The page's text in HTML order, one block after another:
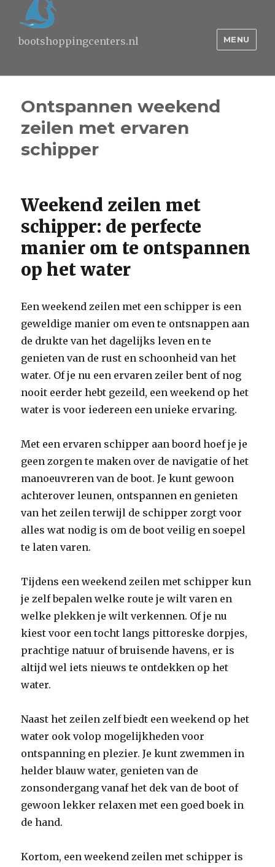
bootshoppingcenters.nl MENU
Ontspannen weekend
zeilen met ervaren
schipper
Weekend zeilen met
schipper: de perfecte
manier om te ontspannen
op het water
Een weekend zeilen met een schipper is een
geweldige manier om even te ontsnappen aan
de drukte van het dagelijks leven en te
genieten van de rust en schoonheid van het
water. Of je nu een ervaren zeiler bent of nog
nooit eerder hebt gezeild, een weekend op het
water is voor iedereen een unieke ervaring.
Met een ervaren schipper aan boord hoef je je
geen zorgen te maken over de navigatie of het
manoeuvreren van de boot. Je kunt gewoon
achterover leunen, ontspannen en genieten
van het zeilen terwijl de schipper zorgt voor
alles wat nodig is om de boot veilig en soepel
te laten varen.
Tijdens een weekend zeilen met schipper kun
je zelf bepalen welke route je wilt varen en
welke plekken je wilt verkennen. Of je nu
kiest voor een tocht langs pittoreske dorpjes,
prachtige natuur of bruisende havens, er is
altijd wel iets nieuws te ontdekken op het
water.
Naast het zeilen zelf biedt een weekend op het
water ook volop mogelijkheden voor
ontspanning en plezier. Je kunt zwemmen in
helder blauw water, genieten van de
zonsondergang vanaf het dek van de boot of
gewoon lekker relaxen met een goed boek in
de hand.
Kortom, een weekend zeilen met schipper is